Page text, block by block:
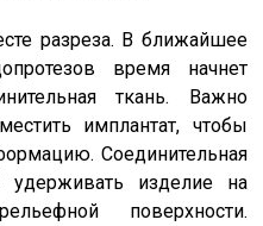
разреза. В ближайшее
время начнет
ткань. Важно
имплантат, чтобы
Соединительная
удерживать изделие на
поверхности.